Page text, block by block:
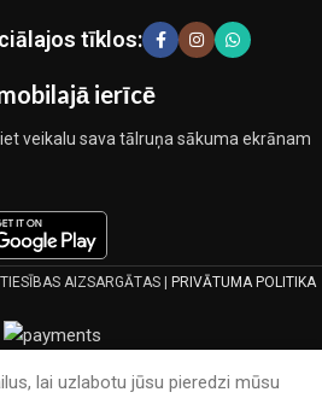
ierīcē
veikalu sava tālruņa sākuma ekrānam
AIZSARGĀTAS |
lai uzlabotu jūsu pieredzi mūsu
sīkdatnes.